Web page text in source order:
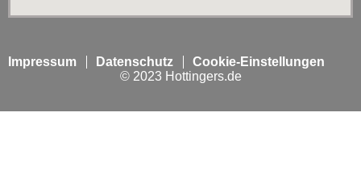
Impressum Datenschutz
Cookie-Einstellungen
© 2023 Hottingers.de